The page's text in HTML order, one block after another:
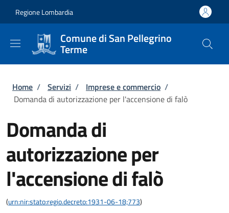
Regione Lombardia
Comune di San Pellegrino
Terme
Briciole di pane
Home / Servizi / Imprese e commercio /
Domanda di autorizzazione per l'accensione di falò
Domanda di
autorizzazione per
l'accensione di falò
(urn:nir:stato:regio.decreto:1931-06-18;773)